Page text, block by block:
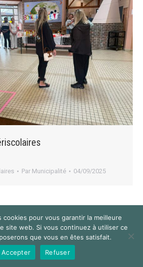
Par Municipalité 04/09/2025
de Saint-Thibault des Vignes
Navigation
cookies pour vous garantir la meilleure
site web. Si vous continuez à utiliser ce
que vous en êtes satisfait.
Accepter
Refuser